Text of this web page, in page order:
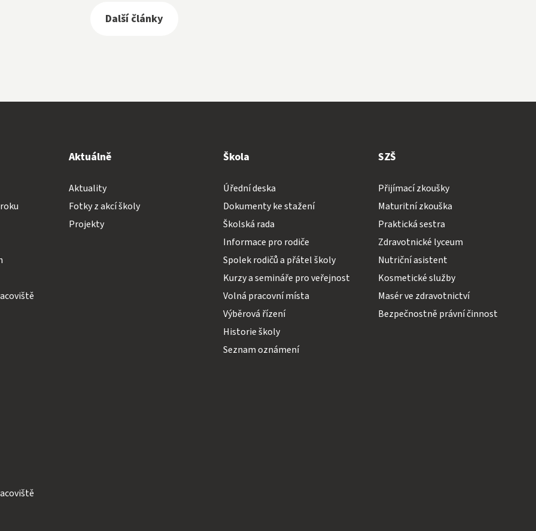
Další články
Aktuálně
Aktuality
Fotky z akcí školy
Projekty
Škola
Úřední deska
Dokumenty ke stažení
Školská rada
Informace pro rodiče
Spolek rodičů a přátel školy
Kurzy a semináře pro veřejnost
Volná pracovní místa
Výběrová řízení
Historie školy
Seznam oznámení
SZŠ
Přijímací zkoušky
Maturitní zkouška
Praktická sestra
Zdravotnické lyceum
Nutriční asistent
Kosmetické služby
Masér ve zdravotnictví
Bezpečnostně právní činnost